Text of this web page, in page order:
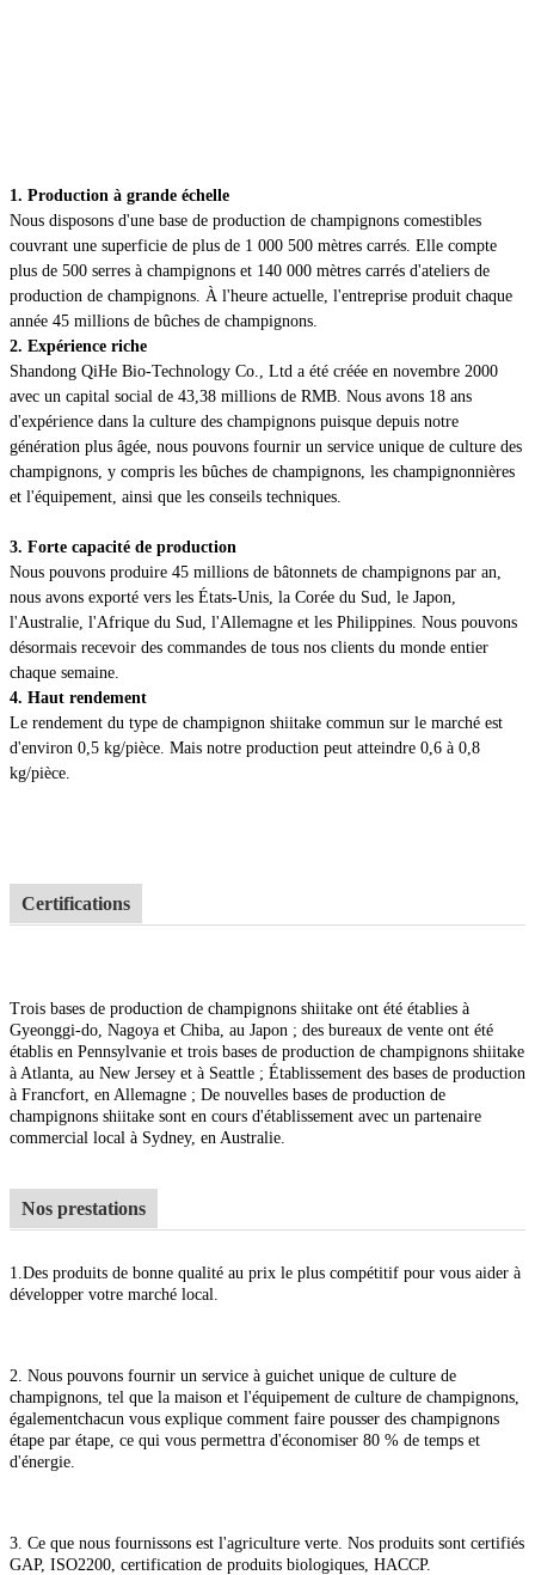
1. Production à grande échelle
Nous disposons d'une base de production de champignons comestibles
couvrant une superficie de plus de 1 000 500 mètres carrés. Elle compte
plus de 500 serres à champignons et 140 000 mètres carrés d'ateliers de
production de champignons. À l'heure actuelle, l'entreprise produit chaque
année 45 millions de bûches de champignons.
2. Expérience riche
Shandong QiHe Bio-Technology Co., Ltd a été créée en novembre 2000
avec un capital social de 43,38 millions de RMB. Nous avons 18 ans
d'expérience dans la culture des champignons puisque depuis notre
génération plus âgée, nous pouvons fournir un service unique de culture des
champignons, y compris les bûches de champignons, les champignonnières
et l'équipement, ainsi que les conseils techniques.
3. Forte capacité de production
Nous pouvons produire 45 millions de bâtonnets de champignons par an,
nous avons exporté vers les États-Unis, la Corée du Sud, le Japon,
l'Australie, l'Afrique du Sud, l'Allemagne et les Philippines. Nous pouvons
désormais recevoir des commandes de tous nos clients du monde entier
chaque semaine.
4. Haut rendement
Le rendement du type de champignon shiitake commun sur le marché est
d'environ 0,5 kg/pièce. Mais notre production peut atteindre 0,6 à 0,8
kg/pièce.
Certifications
Trois bases de production de champignons shiitake ont été établies à
Gyeonggi-do, Nagoya et Chiba, au Japon ; des bureaux de vente ont été
établis en Pennsylvanie et trois bases de production de champignons shiitake
à Atlanta, au New Jersey et à Seattle ; Établissement des bases de production
à Francfort, en Allemagne ; De nouvelles bases de production de
champignons shiitake sont en cours d'établissement avec un partenaire
commercial local à Sydney, en Australie.
Nos prestations
1. Des produits de bonne qualité au prix le plus compétitif pour vous aider à
développer votre marché local.
2. Nous pouvons fournir un service à guichet unique de culture de
champignons, tel que la maison et l'équipement de culture de champignons,
égalementchacun vous explique comment faire pousser des champignons
étape par étape, ce qui vous permettra d'économiser 80 % de temps et
d'énergie.
3. Ce que nous fournissons est l'agriculture verte. Nos produits sont certifiés
GAP, ISO2200, certification de produits biologiques, HACCP.